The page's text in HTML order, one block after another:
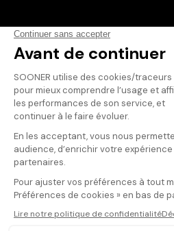
Vos avis
Donnez votre avis
Votre note
Votre commentaire
Il faut vous connecter pour
publier un avis